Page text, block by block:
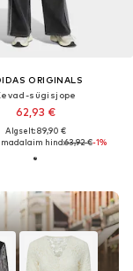
ORIGINALS
sügisjope
62,93 €
Algselt: 89,90 €
hind:63,92 €-1%